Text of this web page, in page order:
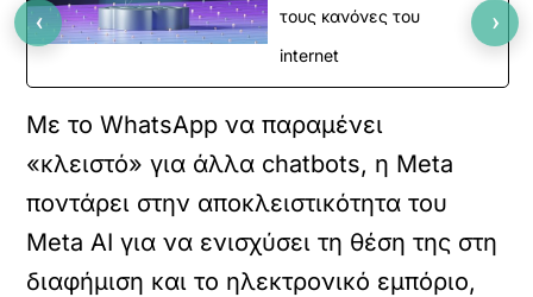
τους κανόνες του
internet
Με το WhatsApp να παραμένει
«κλειστό» για άλλα chatbots, η Meta
ποντάρει στην αποκλειστικότητα του
Meta AI για να ενισχύσει τη θέση της στη
διαφήμιση και το ηλεκτρονικό εμπόριο,
‹ ›